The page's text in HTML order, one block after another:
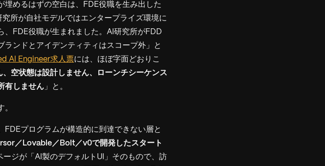
めるはずの空白は、FDE役職を生み出した
所が自社モデルではエンタープライズ環境に
、FDE役職が生まれました。AI研究所がFDD
ンドとアイデンティティはスコープ外」と
AI Engineer求人票には、ほぼ字面どおりこ
空状態は設計しません、ローンチシーケンス
有しません 」と。
。
FDEプログラムが構造的に到達できない層と
／Lovable／Bolt／v0で開発したスタート
ージが「AI製のデフォルトUI」そのもので、訪